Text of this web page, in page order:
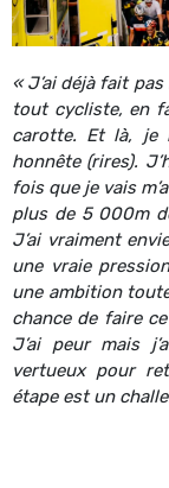
« J’ai déjà fait
tout cycliste, en
carotte. Et là, je
honnête (rires).
fois que je vais
plus de 5 000m
J’ai vraiment
une vraie
une ambition
chance de faire
J’ai peur mais
vertueux pour
étape est un